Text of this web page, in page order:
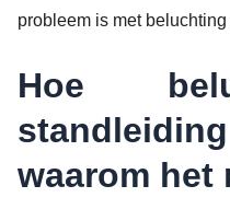
probleem is met
Hoe
waarom het